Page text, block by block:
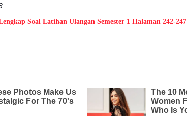
Soal Latihan Ulangan Semester 1 Halaman 242-247